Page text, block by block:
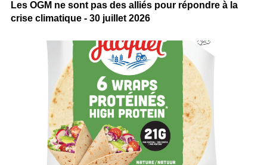
Les OGM ne sont pas des alliés pour répondre à la
crise climatique - 30 juillet 2026